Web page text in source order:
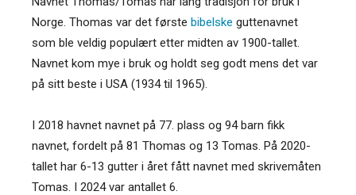
Norge. Thomas var det første bibelske guttenavnet
som ble veldig populært etter midten av 1900-tallet.
Navnet kom mye i bruk og holdt seg godt mens det var
på sitt beste i USA (1934 til 1965).
I 2018 havnet navnet på 77. plass og 94 barn fikk
navnet, fordelt på 81 Thomas og 13 Tomas. På 2020-
tallet har 6-13 gutter i året fått navnet med skrivemåten
Tomas. I 2024 var antallet 6.